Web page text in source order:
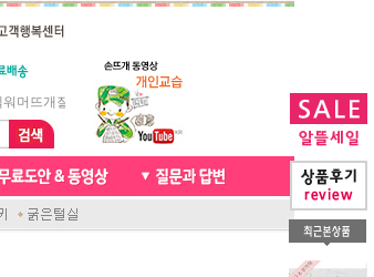
자 동영상
도리
핸드메이드라벨
자뜨기
목도리뜨기